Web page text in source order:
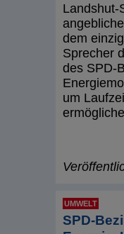
Landshut-
dem
Sprecher
des SPD-
um
UMWELT
SPD-